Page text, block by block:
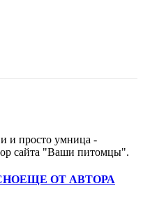
и просто умница -
сайта "Ваши питомцы".
ЕЩЕ ОТ АВТОРА